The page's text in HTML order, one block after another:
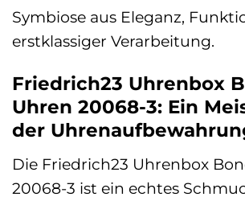
Symbiose aus Eleganz,
erstklassiger Verarbeitung.
Friedrich23 Uhrenbox
Uhren 20068-3: Ein
der
Die Friedrich23 Uhrenbox
20068-3 ist ein echtes